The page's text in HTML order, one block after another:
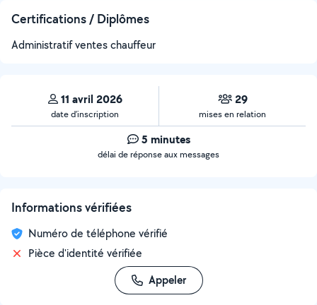
Certifications / Diplômes
Administratif ventes chauffeur
11 avril 2026
date d’inscription
29
mises en relation
5 minutes
délai de réponse aux messages
Informations vérifiées
Numéro de téléphone vérifié
Pièce d'identité vérifiée
Appeler